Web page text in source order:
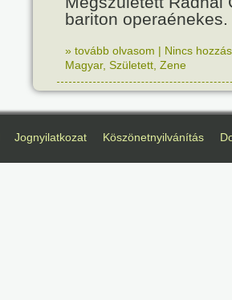
bariton operaénekes.
» tovább olvasom | Nincs
Magyar, Született Zene
Jognyilatkozat Köszönetnyilvánítás